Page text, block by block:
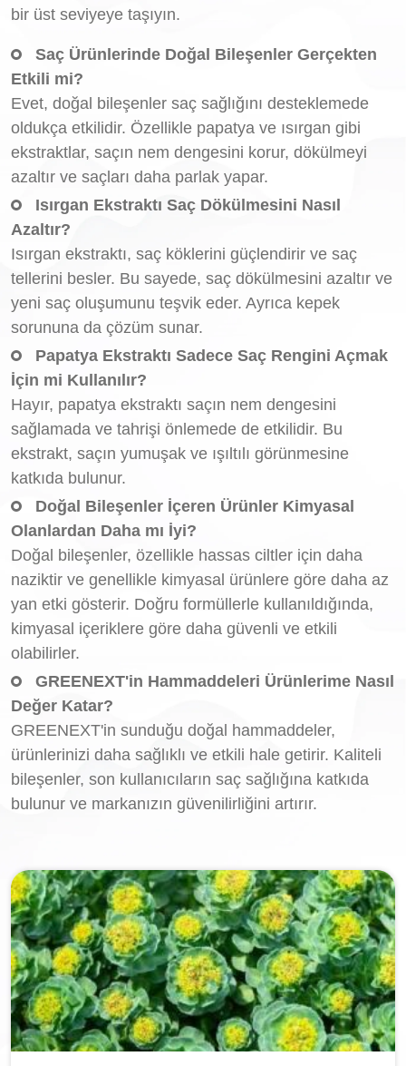
bir üst seviyeye taşıyın.
Saç Ürünlerinde Doğal Bileşenler Gerçekten
Etkili mi?
Evet, doğal bileşenler saç sağlığını desteklemede
oldukça etkilidir. Özellikle papatya ve ısırgan gibi
ekstraktlar, saçın nem dengesini korur, dökülmeyi
azaltır ve saçları daha parlak yapar.
Isırgan Ekstraktı Saç Dökülmesini Nasıl
Azaltır?
Isırgan ekstraktı, saç köklerini güçlendirir ve saç
tellerini besler. Bu sayede, saç dökülmesini azaltır ve
yeni saç oluşumunu teşvik eder. Ayrıca kepek
sorununa da çözüm sunar.
Papatya Ekstraktı Sadece Saç Rengini Açmak
İçin mi Kullanılır?
Hayır, papatya ekstraktı saçın nem dengesini
sağlamada ve tahrişi önlemede de etkilidir. Bu
ekstrakt, saçın yumuşak ve ışıltılı görünmesine
katkıda bulunur.
Doğal Bileşenler İçeren Ürünler Kimyasal
Olanlardan Daha mı İyi?
Doğal bileşenler, özellikle hassas ciltler için daha
naziktir ve genellikle kimyasal ürünlere göre daha az
yan etki gösterir. Doğru formüllerle kullanıldığında,
kimyasal içeriklere göre daha güvenli ve etkili
olabilirler.
GREENEXT'in Hammaddeleri Ürünlerime Nasıl
Değer Katar?
GREENEXT'in sunduğu doğal hammaddeler,
ürünlerinizi daha sağlıklı ve etkili hale getirir. Kaliteli
bileşenler, son kullanıcıların saç sağlığına katkıda
bulunur ve markanızın güvenilirliğini artırır.